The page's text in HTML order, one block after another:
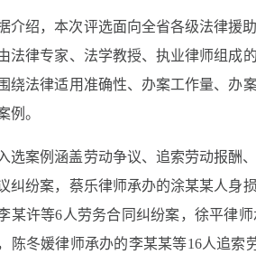
介绍，本次评选面向全省各级法律援
法律专家、法学教授、执业律师组成
绕法律适用准确性、办案工作量、办
例。
入选案例涵盖劳动争议、追索劳动报酬
纠纷案，蔡乐律师承办的涂某某人身
某许等6人劳务合同纠纷案，徐平律
陈冬媛律师承办的李某某等16人追索